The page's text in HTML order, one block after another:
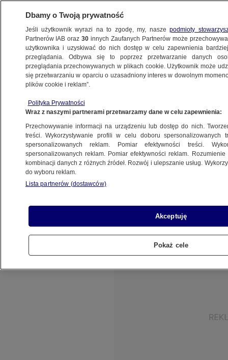
BIZNES
ZE ŚWIATA
Szefowi urzędu nagle zgasło światło
22.09.2021, 20:20
Udostępnij
Podczas posiedzenia komisji w brytyjskim
pytanie o ryzyko kłopotów z dostawami prądu.
Nagle zgasło mu światło.
Dbamy o Twoją prywatność
Jeśli użytkownik wyrazi na to zgodę, my, naszepodmioty
Partnerów IAB oraz30 innych Zaufanych Partnerów może
użytkownika i uzyskiwać do nich dostęp w celu zapewnienia
przeglądania. Odbywa się to poprzez przetwarzanie danych
przeglądania przechowywanych w plikach cookie. Użytkownik może
się przetwarzaniu w oparciu o uzasadniony interes w dowolnym
plików cookie i reklam”.
Polityka Prywatności
Wraz z naszymi partnerami przetwarzamy dane w celu zapewnienia:
Przechowywanie informacji na urządzeniu lub dostęp do nich.
treści. Wykorzystywanie profili w celu doboru spersonalizowanych
spersonalizowanych reklam. Pomiar efektywności treści.
spersonalizowanych reklam. Pomiar efektywności reklam.
kombinacji danych z różnych źródeł. Rozwój i ulepszanie usług.
do wyboru reklam.
Lista partnerów (dostawców)
Akceptuję
Pokaż cele